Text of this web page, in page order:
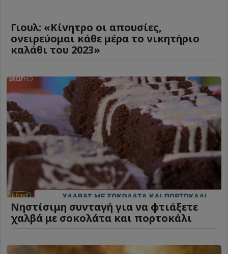
Γιουλ: «Κίνητρο οι απουσίες,
ονειρεύομαι κάθε μέρα το νικητήριο
καλάθι του 2023»
Νηστίσιμη συνταγή για να φτιάξετε
χαλβά με σοκολάτα και πορτοκάλι